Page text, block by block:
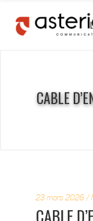
CABLE
23 mars 2026
CABLE